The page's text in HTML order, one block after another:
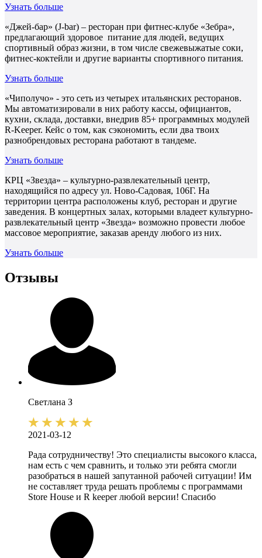
Узнать больше
«Джей-бар» (J-bar) – ресторан при фитнес-клубе «Зебра»,
предлагающий здоровое питание для людей, ведущих
спортивный образ жизни, в том числе свежевыжатые соки,
фитнес-коктейли и другие варианты спортивного питания.
Узнать больше
«Чиполучо» - это сеть из четырех итальянских ресторанов.
Мы автоматизировали в них работу кассы, официантов,
кухни, склада, доставки, внедрив 85+ программных модулей
R-Keeper. Кейс о том, как сэкономить, если два твоих
разнобрендовых ресторана работают в тандеме.
Узнать больше
КРЦ «Звезда» – культурно-развлекательный центр,
находящийся по адресу ул. Ново-Садовая, 106Г. На
территории центра расположены клуб, ресторан и другие
заведения. В концертных залах, которыми владеет культурно-
развлекательный центр «Звезда» возможно провести любое
массовое мероприятие, заказав аренду любого из них.
Узнать больше
Отзывы
Светлана З
2021-03-12
Рада сотрудничеству! Это специалисты высокого класса,
нам есть с чем сравнить, и только эти ребята смогли
разобраться в нашей запутанной рабочей ситуации! Им
не составляет труда решать проблемы с программами
Store House и R keeper любой версии! Спасибо